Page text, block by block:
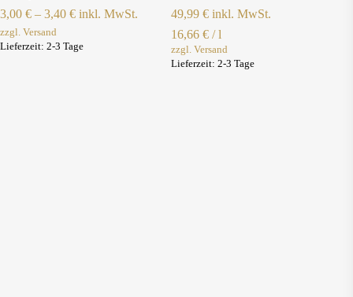
weist
mehrere
3,00 € – 3,40 € inkl. MwSt.
zzgl. Versand
Lieferzeit: 2-3 Tage
weist
mehrere
Varianten
49,99 € inkl. MwSt.
16,66 €/l
zzgl. Versand
Lieferzeit: 2-3 Tage